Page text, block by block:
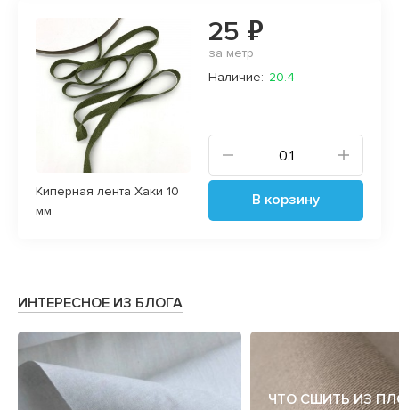
Киперная лента Хаки 10
мм
25 ₽
за метр
Наличие: 20.4
В корзину
ИНТЕРЕСНОЕ ИЗ БЛОГА
ЧТО СШИТЬ ИЗ